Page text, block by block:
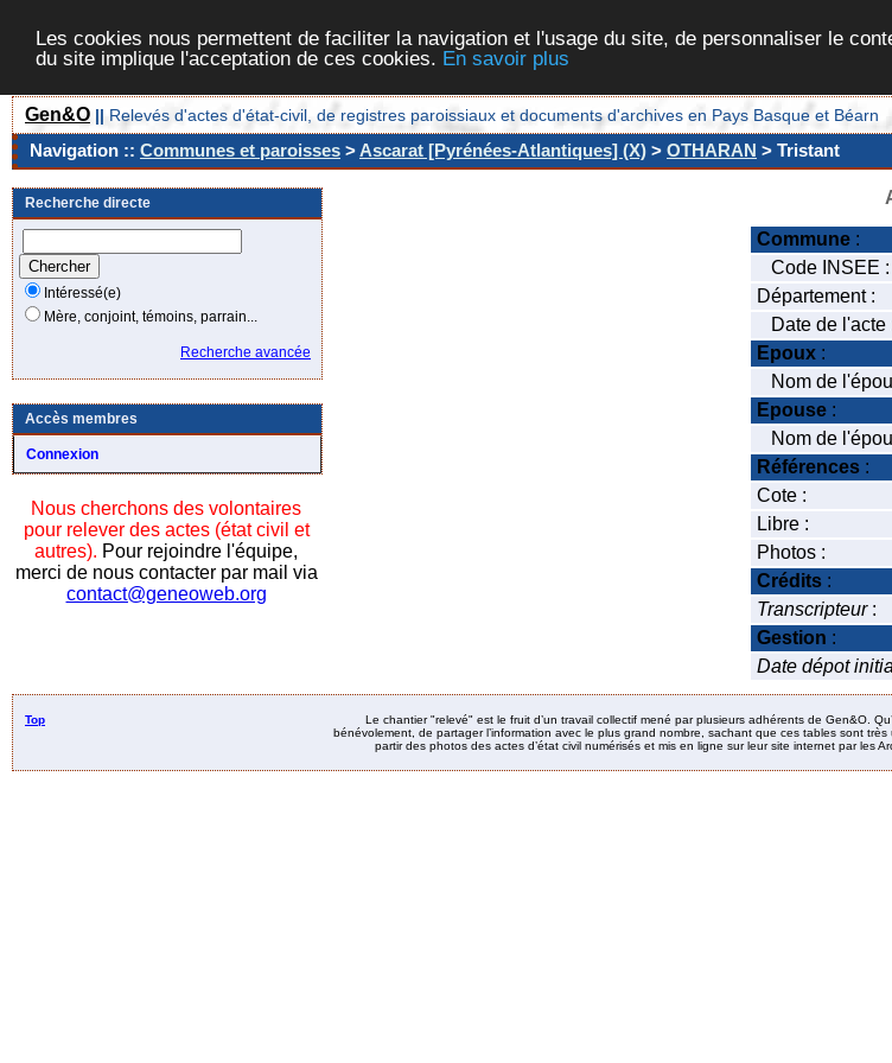
Les cookies nous permettent de faciliter la navigation et l'usage du site, de personnaliser le
du site implique l'acceptation de ces cookies. En savoir plus
Gen&O || Relevés d'actes d'état-civil, de registres paroissiaux et documents d'archives en Pays Basque et Béarn
Navigation :: Communes et paroisses >Ascarat [Pyrénées-Atlantiques] (X) > OTHARAN > Tristant
Recherche directe
Intéressé(e)
Mère, conjoint, témoins, parrain...
Recherche avancée
Accès membres
Connexion
Nous cherchons des volontaires
pour relever des actes (état civil et
autres). Pour rejoindre l'équipe,
merci de nous contacter par mail via
contact@geneoweb.org
Commune:
Code INSEE :
Département :
Date de l'acte
Epoux:
Nom de
Epouse:
Nom de
Références:
Cote :
Libre :
Photos :
Crédits:
Transcripteur:
Gestion :
Date dépot
Top
Le chantier "relevé" est le fruit d’un travail collectif mené par plusieurs adhérents de Gen&O.
bénévolement, de partager l’information avec le plus grand nombre, sachant que ces tables sont
partir des photos des actes d’état civil numérisés et mis en ligne sur leur site internet par les